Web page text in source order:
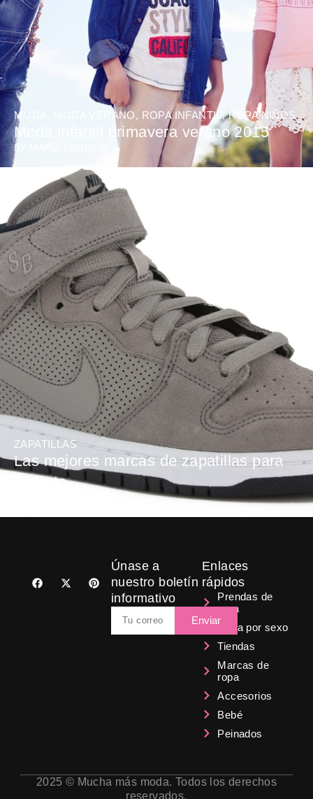
MODA MODA VERANO, ROPA INFANTIL,ROPA NIÑOS
Moda infantil primavera verano 2015
BY
ZAPATILLAS
Las mejores marcas de zapatillas para
deporte
F
a
X
-
P
i
Enlaces
rápidos
Prendas de
ropa
Ropa por sexo
Tiendas
Marcas de
ropa
Accesorios
Bebé
Peinados
Únase a
nuestro boletín
informativo
Enviar
2025 © Mucha más moda. Todos los derechos
reservados.